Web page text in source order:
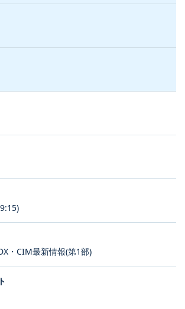
・CIM最新情報(第1部)